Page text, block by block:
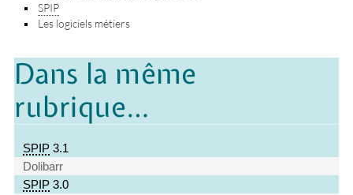
SPIP
Les logiciels métiers
Dans la même
rubrique…
SPIP 3.1
Dolibarr
SPIP 3.0